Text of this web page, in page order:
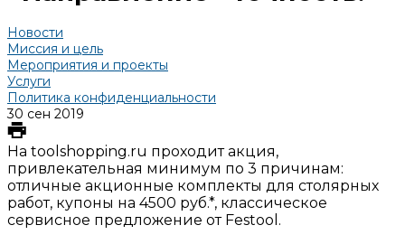
Новости
Миссия и цель
Мероприятия и проекты
Услуги
Политика конфиденциальности
30 сен 2019
На toolshopping.ru проходит акция,
привлекательная минимум по 3 причинам:
отличные акционные комплекты для столярных
работ, купоны на 4500 руб.*, классическое
сервисное предложение от Festool.